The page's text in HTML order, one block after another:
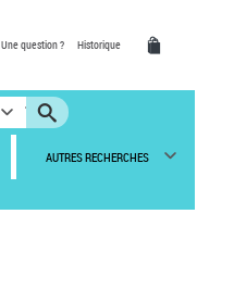
Une question ? Historique
AUTRES RECHERCHES